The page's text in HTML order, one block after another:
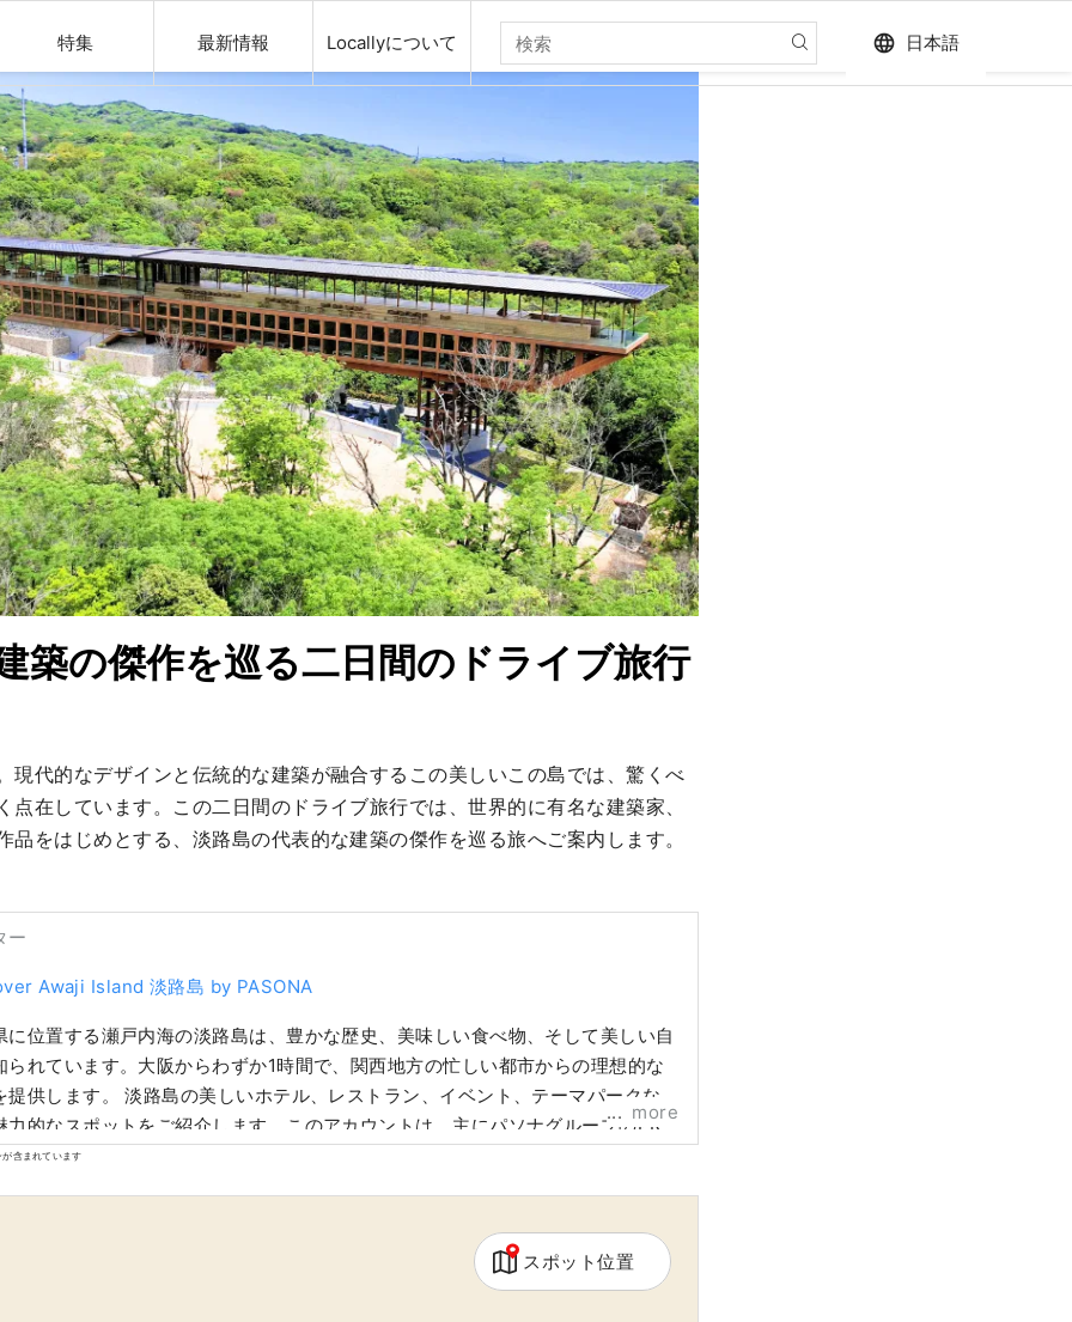
特集 最新情報 Locallyについて language 日本語
築の傑作を巡る二日間のドライブ旅行
現代的なデザインと伝統的な建築が融合するこの美しいこの島では、驚くべ
点在しています。この二日間のドライブ旅行では、世界的に有名な建築家、
品をはじめとする、淡路島の代表的な建築の傑作を巡る旅へご案内します。
ー
Awaji Island 淡路島 by PASONA
に位置する瀬戸内海の淡路島は、豊かな歴史、美味しい食べ物、そして美しい自
られています。大阪からわずか1時間で、関西地方の忙しい都市からの理想的な
提供します。 淡路島の美しいホテル、レストラン、イベント、テーマパークな
力的なスポットをご紹介します。このアカウントは、主にパソナグループのPR
して運営されています。
more
含まれています
スポット位置